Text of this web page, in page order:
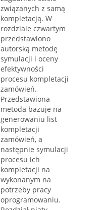
związanych z samą
kompletacją. W
rozdziale czwartym
przedstawiono
autorską metodę
symulacji i oceny
efektywności
procesu kompletacji
zamówień.
Przedstawiona
metoda bazuje na
generowaniu list
kompletacji
zamówień, a
następnie symulacji
procesu ich
kompletacji na
wykonanym na
potrzeby pracy
oprogramowaniu.